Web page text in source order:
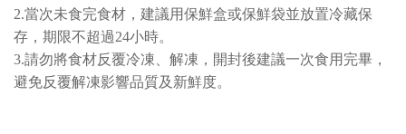
2.當次未食完食材，建議用保鮮盒或保鮮袋並放置冷藏保
存，期限不超過24小時。
3.請勿將食材反覆冷凍、解凍，開封後建議一次食用完畢，
避免反覆解凍影響品質及新鮮度。